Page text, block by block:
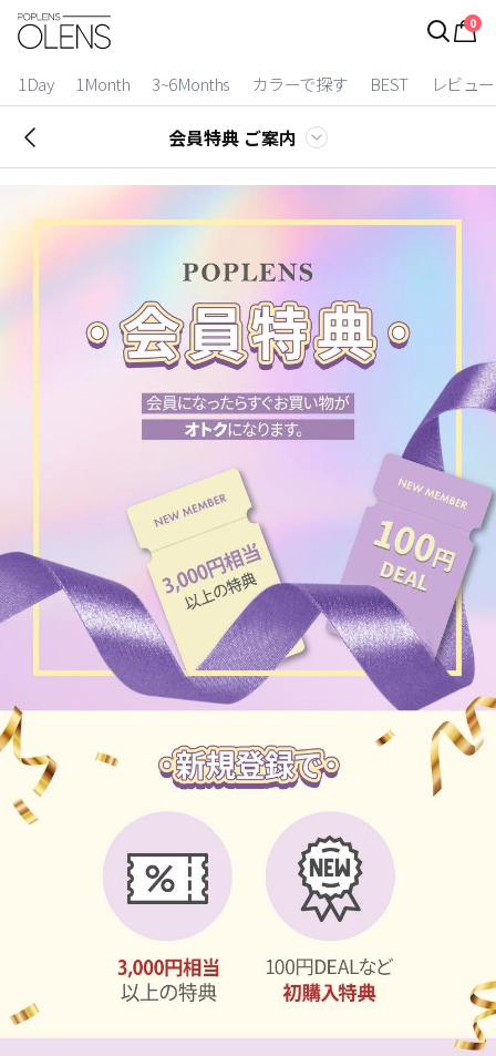
0
1Day 1Month 3~6Months カラーで探す BEST レビュー
ログイン
カラコン比較
今月限定特典
ベスト
装着期間
2 Weeks
3~6 Months
よりどりキット
チョコ
グレー
ブラック
ヘーゼル
グリーン
ピンク
乱視用
ケア用品
EYEしてる
カスタマーサービス
会員特典 ご案内